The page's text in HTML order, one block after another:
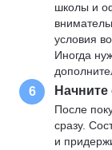
школы и
условия
Иногда
6 Начните
После
сразу.
и